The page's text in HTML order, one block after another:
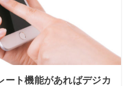
ト機能があればデジカ